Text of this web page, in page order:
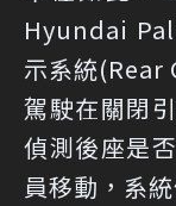
Hyundai
示系統
駕駛在關閉
偵測後座是
員移動，系